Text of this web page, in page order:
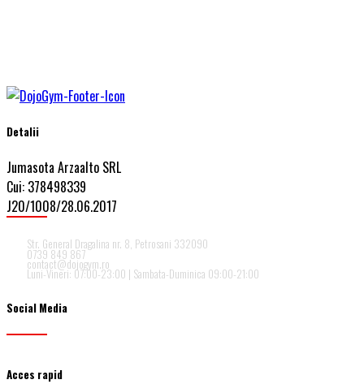
Detalii
Jumasota Arzaalto SRL
Cui: 378498339
J20/1008/28.06.2017
Str. General Dragalina nr. 8, Petrosani 332090
0739 849 867
contact@dojogym.ro
Luni-Vineri: 07:00-23:00 | Sambata-Duminica 09:00-21:00
Social Media
Acces rapid